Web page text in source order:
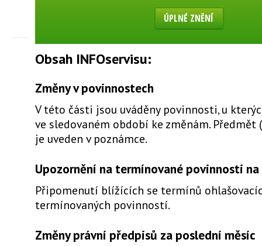
ÚPLNÉ ZNĚNÍ
Obsah INFOservisu:
Změny v povinnostech
V této části jsou uváděny povinnosti, u
ve sledovaném období ke změnám. Předmět
je uveden v poznámce.
Upozornění na termínované povinnosti
Připomenutí blížících se termínů
termínovaných povinností.
Změny právní předpisů za poslední měsíc